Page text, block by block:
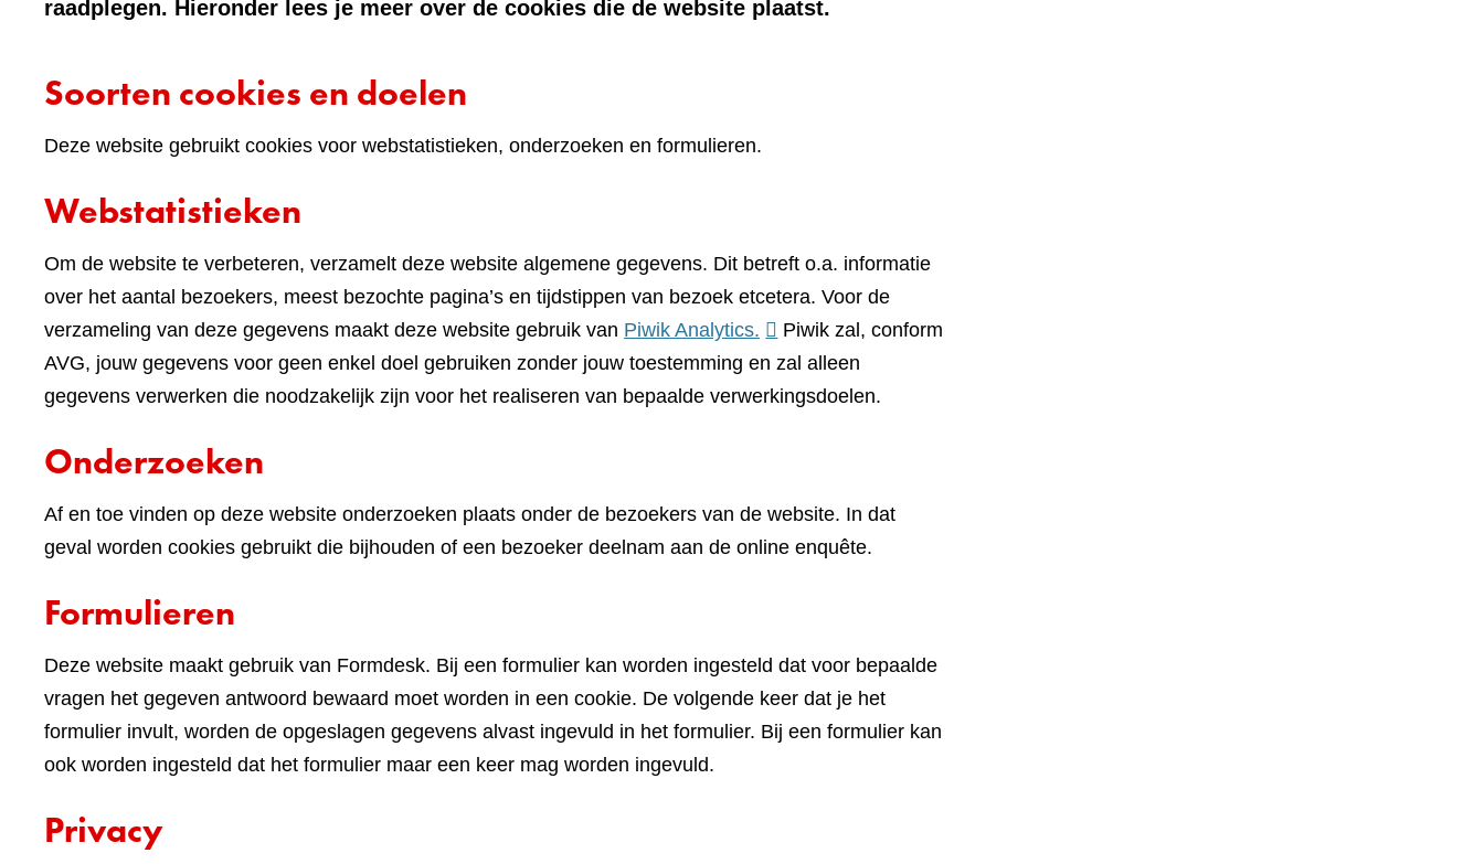
raadplegen. Hieronder lees je meer over de cookies die de website plaatst.
Soorten cookies en doelen
Deze website gebruikt cookies voor webstatistieken, onderzoeken en formulieren.
Webstatistieken
Om de website te verbeteren, verzamelt deze website algemene gegevens. Dit betreft o.a. informatie
over het aantal bezoekers, meest bezochte pagina’s en tijdstippen van bezoek etcetera. Voor de
verzameling van deze gegevens maakt deze website gebruik van Piwik Analytics. (verwijst
naar
een
Piwik zal, conform
AVG, jouw gegevens voor geen enkel doel gebruiken zonder jouw toestemming en zal alleen
gegevens verwerken die noodzakelijk zijn voor het realiseren van bepaalde verwerkingsdoelen.
Onderzoeken
Af en toe vinden op deze website onderzoeken plaats onder de bezoekers van de website. In dat
geval worden cookies gebruikt die bijhouden of een bezoeker deelnam aan de online enquête.
Formulieren
Deze website maakt gebruik van Formdesk. Bij een formulier kan worden ingesteld dat voor bepaalde
vragen het gegeven antwoord bewaard moet worden in een cookie. De volgende keer dat je het
formulier invult, worden de opgeslagen gegevens alvast ingevuld in het formulier. Bij een formulier kan
ook worden ingesteld dat het formulier maar een keer mag worden ingevuld.
Privacy